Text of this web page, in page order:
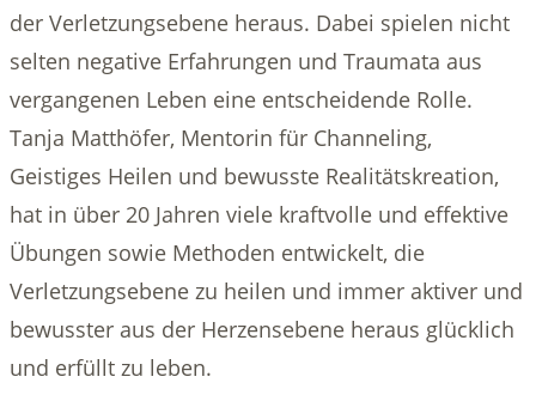
der Verletzungsebene heraus. Dabei spielen nicht
selten negative Erfahrungen und Traumata aus
vergangenen Leben eine entscheidende Rolle.
Tanja Matthöfer, Mentorin für Channeling,
Geistiges Heilen und bewusste Realitätskreation,
hat in über 20 Jahren viele kraftvolle und effektive
Übungen sowie Methoden entwickelt, die
Verletzungsebene zu heilen und immer aktiver und
bewusster aus der Herzensebene heraus glücklich
und erfüllt zu leben.